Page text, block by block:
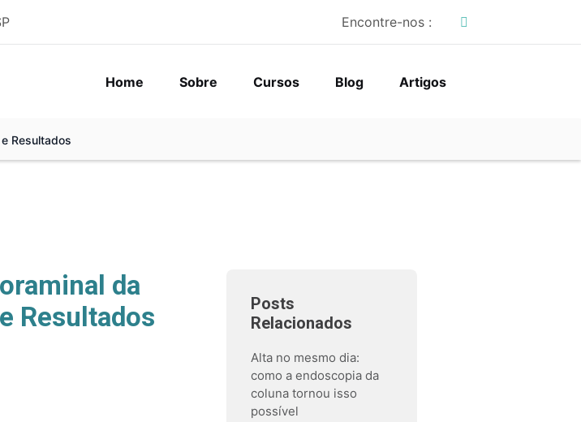
Encontre-nos :
Home Sobre Cursos Blog Artigos
Resultados
da
Resultados
Posts
Relacionados
Alta no mesmo dia:
como a endoscopia da
coluna tornou isso
possível